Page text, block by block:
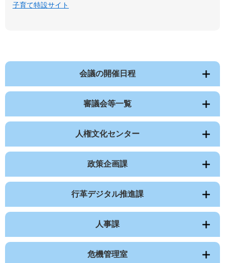
子育て特設サイト
会議の開催日程
審議会等一覧
人権文化センター
政策企画課
行革デジタル推進課
人事課
危機管理室